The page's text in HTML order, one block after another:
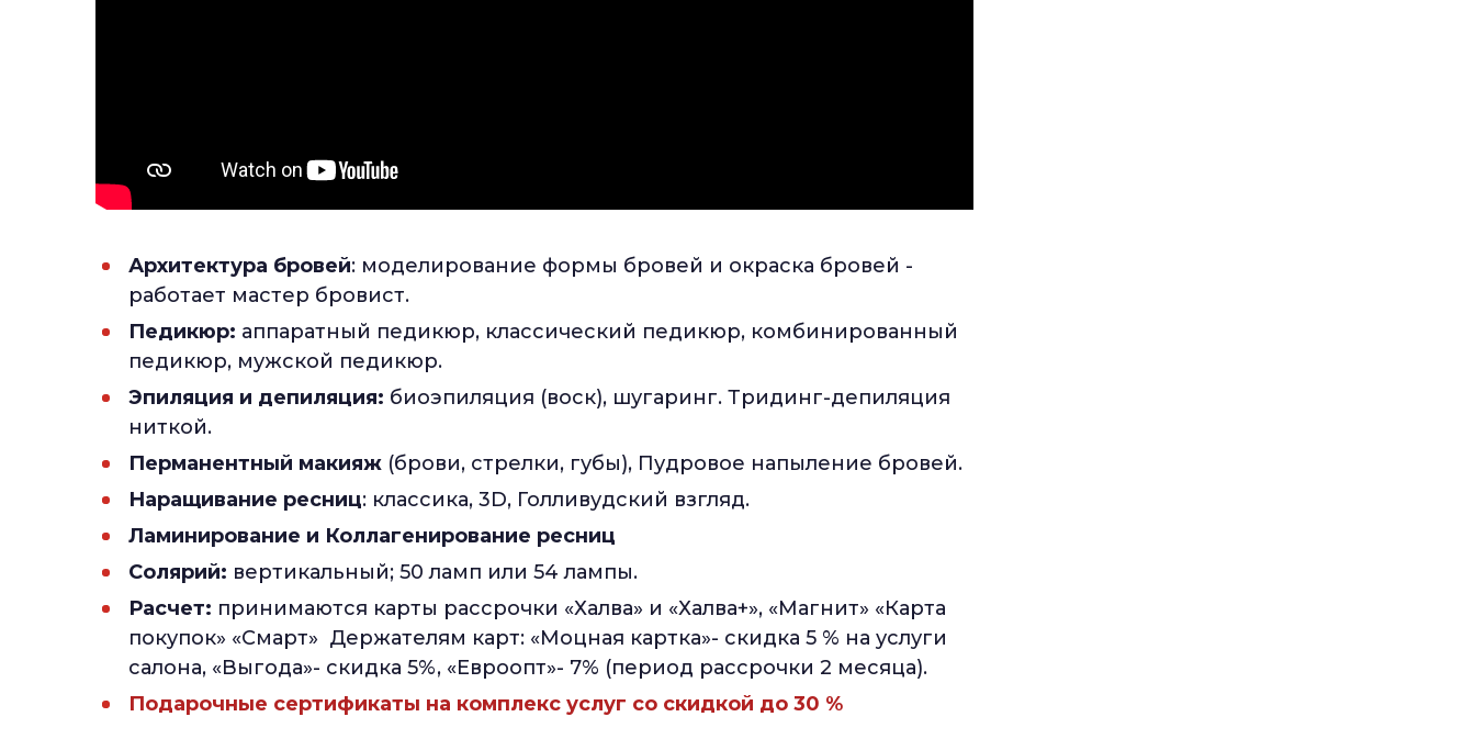
Архитектура бровей: моделирование формы бровей и окраска бровей -
работает мастер бровист.
Педикюр: аппаратный педикюр, классический педикюр, комбинированный
педикюр, мужской педикюр.
Эпиляция и депиляция: биоэпиляция (воск), шугаринг. Тридинг-депиляция
ниткой.
Перманентный макияж (брови, стрелки, губы), Пудровое напыление бровей.
Наращивание ресниц: классика, 3D, Голливудский взгляд.
Ламинирование и Коллагенирование ресниц
Солярий: вертикальный; 50 ламп или 54 лампы.
Расчет: принимаются карты рассрочки «Халва» и «Халва+», «Магнит» «Карта
покупок» «Смарт» Держателям карт: «Моцная картка»- скидка 5 % на услуги
салона, «Выгода»- скидка 5%, «Евроопт»- 7% (период рассрочки 2 месяца).
Подарочные сертификаты на комплекс услуг со скидкой до 30 %